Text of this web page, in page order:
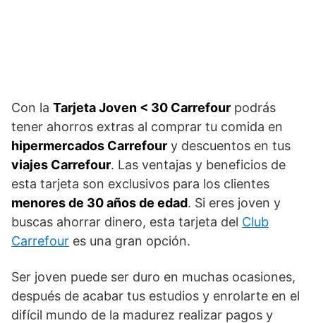
Con la Tarjeta Joven < 30 Carrefour podrás
tener ahorros extras al comprar tu comida en
hipermercados Carrefour y descuentos en tus
viajes Carrefour. Las ventajas y beneficios de
esta tarjeta son exclusivos para los clientes
menores de 30 años de edad. Si eres joven y
buscas ahorrar dinero, esta tarjeta del Club
Carrefour es una gran opción.
Ser joven puede ser duro en muchas ocasiones,
después de acabar tus estudios y enrolarte en el
difícil mundo de la madurez realizar pagos y